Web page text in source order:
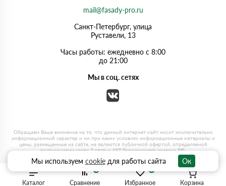
Каталог Избранное
Сравнение Корзина
mail@fasady-pro.ru
Санкт-Петербург, улица
Руставели, 13
Часы работы: ежедневно с 8:00
до 21:00
Мы в соц. сетях
Мы используем cookieдля работы сайта Ок